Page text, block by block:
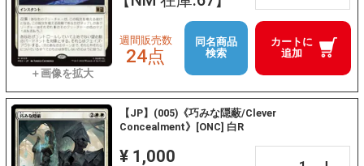
カートに
追加
週間販売数
24点
同名商品
検索
【JP】(005)《巧みな隠蔽/Clever
Concealment》[ONC] 白R
¥ 1,000